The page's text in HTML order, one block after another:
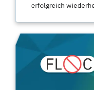
erfolgreich